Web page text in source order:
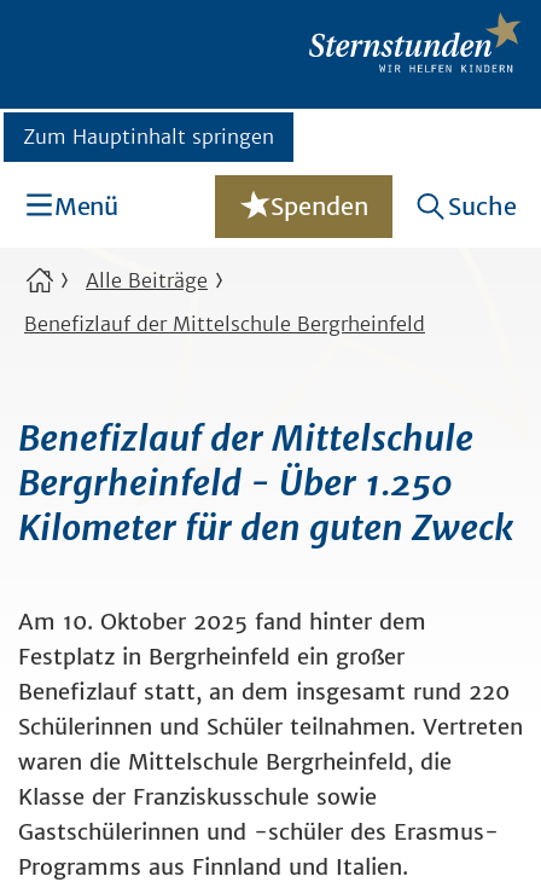
Zum Hauptinhalt springen
Menü Spenden Suche
Alle Beiträge
Benefizlauf der Mittelschule Bergrheinfeld
Benefizlauf der Mittelschule
Bergrheinfeld - Über 1.250
Kilometer für den guten Zweck
Am 10. Oktober 2025 fand hinter dem
Festplatz in Bergrheinfeld ein großer
Benefizlauf statt, an dem insgesamt rund 220
Schülerinnen und Schüler teilnahmen. Vertreten
waren die Mittelschule Bergrheinfeld, die
Klasse der Franziskusschule sowie
Gastschülerinnen und -schüler des Erasmus-
Programms aus Finnland und Italien.